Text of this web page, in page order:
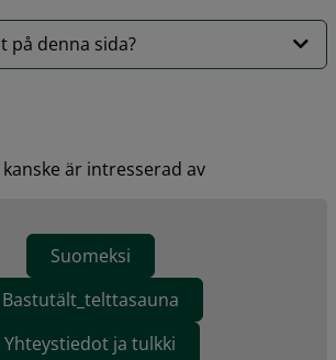
på denna sida?
är intresserad av
Suomeksi
Bastutält_telttasauna
Yhteystiedot ja tulkki